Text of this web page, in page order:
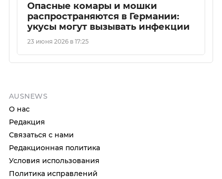
Опасные комары и мошки
распространяются в Германии:
укусы могут вызывать инфекции
23 июня 2026 в 17:25
AUSNEWS
О нас
Редакция
Связаться с нами
Редакционная политика
Условия использования
Политика исправлений